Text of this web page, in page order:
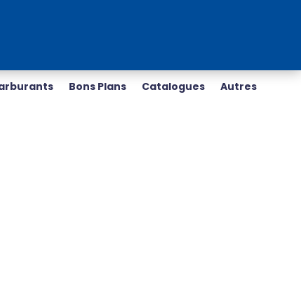
Bons Plans Catalogues
Autres